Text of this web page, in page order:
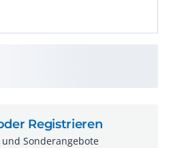
Registrieren
Sonderangebote